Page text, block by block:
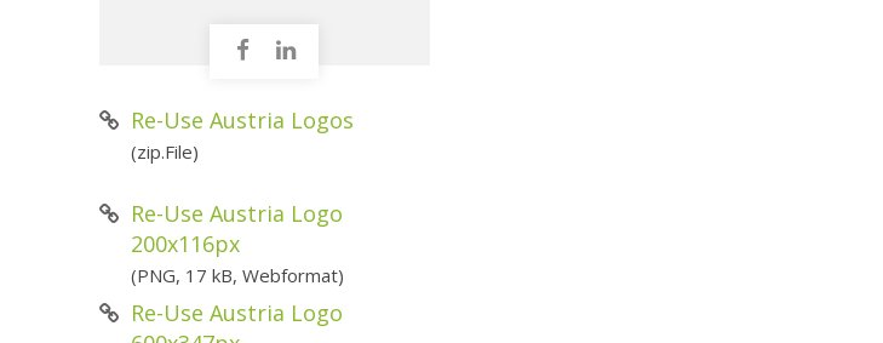
Re-Use Austria Logos
(zip.File)
Re-Use Austria Logo
200x116px
(PNG, 17 kB, Webformat)
Re-Use Austria Logo